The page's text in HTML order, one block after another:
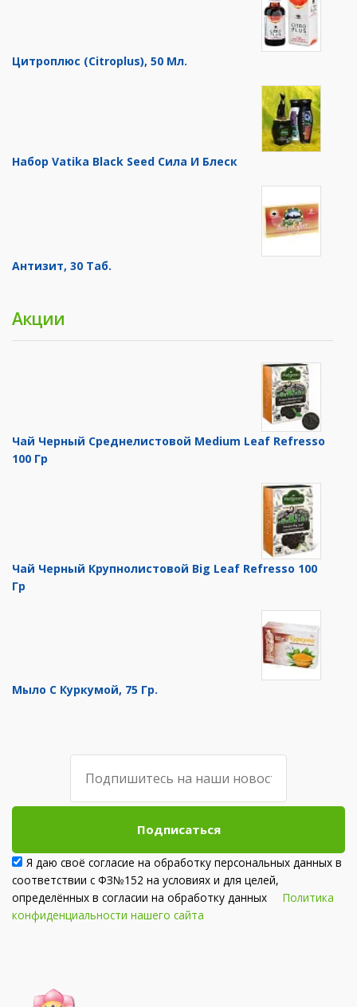
Цитроплюс (Citroplus), 50 Мл.
Набор Vatika Black Seed Сила И Блеск
Антизит, 30 Таб.
Акции
Чай Черный Среднелистовой Medium Leaf Refresso
100 Гр
Чай Черный Крупнолистовой Big Leaf Refresso 100
Гр
Мыло С Куркумой, 75 Гр.
Подписаться
Я даю своё согласие на обработку персональных данных в
соответствии с ФЗ№152 на условиях и для целей,
определённых в согласии на обработку данных Политика
конфиденциальности нашего сайта